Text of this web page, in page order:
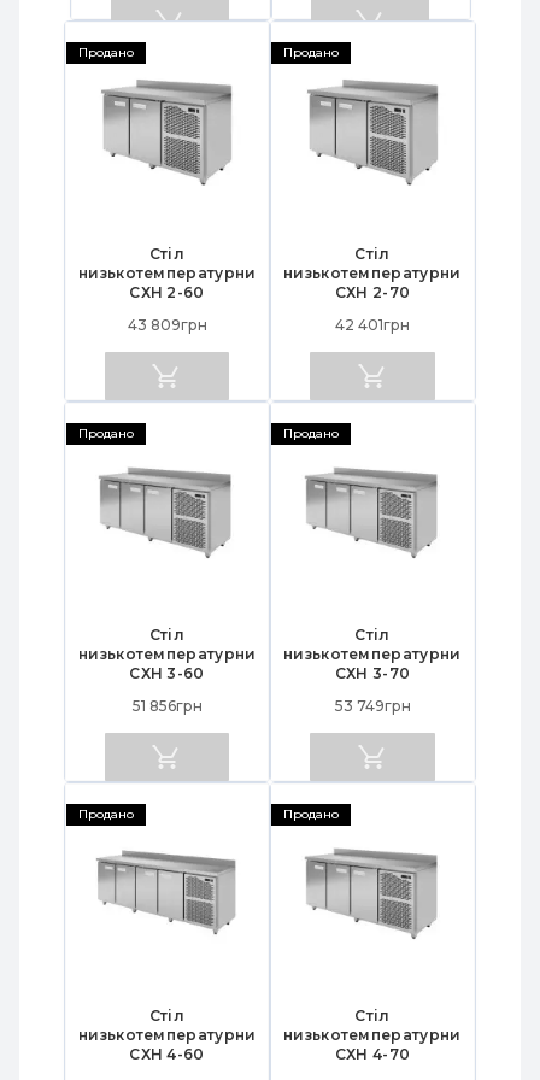
гарантії, Китай
гарантія 12 міс,
Китай
Продано
Стіл
низькотемпературний
СХН 2-60
43 809грн
Продано
Стіл
низькотемпературний
СХН 2-70
42 401грн
Продано
Стіл
низькотемпературний
СХН 3-60
51 856грн
Продано
Стіл
низькотемпературний
СХН 3-70
53 749грн
Продано
Стіл
низькотемпературний
СХН 4-60
Продано
Стіл
низькотемпературний
СХН 4-70